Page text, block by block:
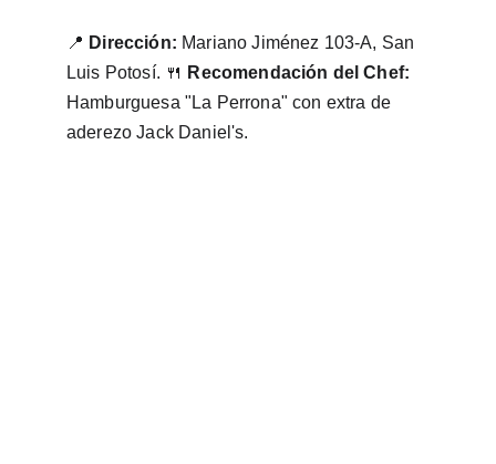
📍 Dirección: Mariano Jiménez 103-A, San
Luis Potosí. 🍴 Recomendación del Chef:
Hamburguesa "La Perrona" con extra de
aderezo Jack Daniel's.